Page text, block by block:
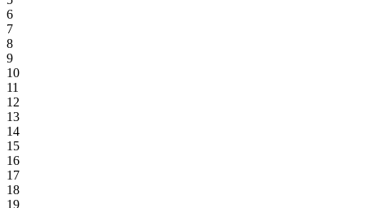
6
7
8
9
10
11
12
13
14
15
16
17
18
19